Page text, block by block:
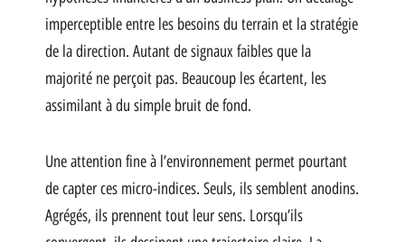
imperceptible entre les besoins du terrain et la stratégie
de la direction. Autant de signaux faibles que la
majorité ne perçoit pas. Beaucoup les écartent, les
assimilant à du simple bruit de fond.
Une attention fine à l’environnement permet pourtant
de capter ces micro-indices. Seuls, ils semblent anodins.
Agrégés, ils prennent tout leur sens. Lorsqu’ils